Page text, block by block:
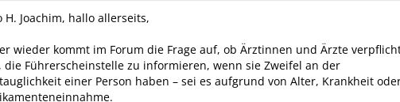
H. Joachim, hallo allerseits,
wieder kommt im Forum die Frage auf, ob Ärztinnen und Ärzte
die Führerscheinstelle zu informieren, wenn sie Zweifel an der
einer Person haben – sei es aufgrund von Alter, Krankheit